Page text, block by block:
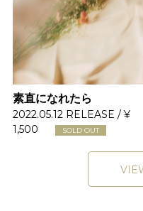
素直になれたら
2022.05.12 RELEASE / ¥
1,500
SOLD OUT